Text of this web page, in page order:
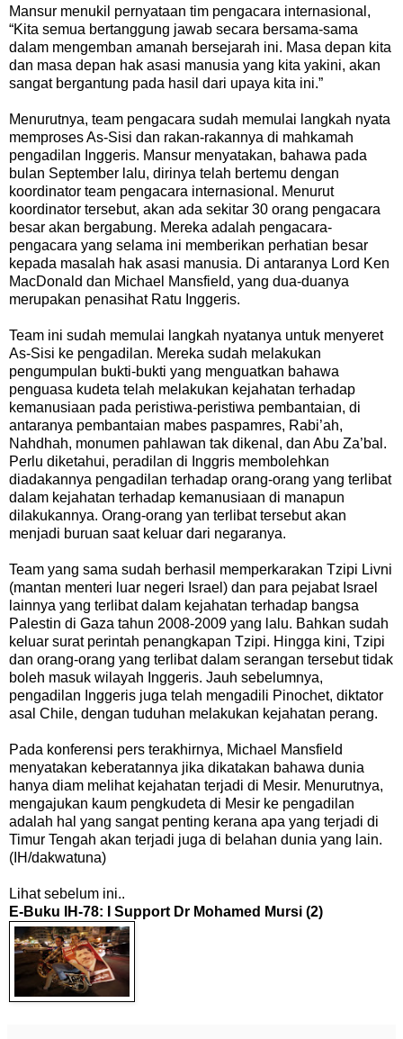
Mansur menukil pernyataan tim pengacara internasional,
“Kita semua bertanggung jawab secara bersama-sama
dalam mengemban amanah bersejarah ini. Masa depan kita
dan masa depan hak asasi manusia yang kita yakini, akan
sangat bergantung pada hasil dari upaya kita ini.”
Menurutnya, team pengacara sudah memulai langkah nyata
memproses As-Sisi dan rakan-rakannya di mahkamah
pengadilan Inggeris. Mansur menyatakan, bahawa pada
bulan September lalu, dirinya telah bertemu dengan
koordinator team pengacara internasional. Menurut
koordinator tersebut, akan ada sekitar 30 orang pengacara
besar akan bergabung. Mereka adalah pengacara-
pengacara yang selama ini memberikan perhatian besar
kepada masalah hak asasi manusia. Di antaranya Lord Ken
MacDonald dan Michael Mansfield, yang dua-duanya
merupakan penasihat Ratu Inggeris.
Team ini sudah memulai langkah nyatanya untuk menyeret
As-Sisi ke pengadilan. Mereka sudah melakukan
pengumpulan bukti-bukti yang menguatkan bahawa
penguasa kudeta telah melakukan kejahatan terhadap
kemanusiaan pada peristiwa-peristiwa pembantaian, di
antaranya pembantaian mabes paspamres, Rabi’ah,
Nahdhah, monumen pahlawan tak dikenal, dan Abu Za’bal.
Perlu diketahui, peradilan di Inggris membolehkan
diadakannya pengadilan terhadap orang-orang yang terlibat
dalam kejahatan terhadap kemanusiaan di manapun
dilakukannya. Orang-orang yan terlibat tersebut akan
menjadi buruan saat keluar dari negaranya.
Team yang sama sudah berhasil memperkarakan Tzipi Livni
(mantan menteri luar negeri Israel) dan para pejabat Israel
lainnya yang terlibat dalam kejahatan terhadap bangsa
Palestin di Gaza tahun 2008-2009 yang lalu. Bahkan sudah
keluar surat perintah penangkapan Tzipi. Hingga kini, Tzipi
dan orang-orang yang terlibat dalam serangan tersebut tidak
boleh masuk wilayah Inggeris. Jauh sebelumnya,
pengadilan Inggeris juga telah mengadili Pinochet, diktator
asal Chile, dengan tuduhan melakukan kejahatan perang.
Pada konferensi pers terakhirnya, Michael Mansfield
menyatakan keberatannya jika dikatakan bahawa dunia
hanya diam melihat kejahatan terjadi di Mesir. Menurutnya,
mengajukan kaum pengkudeta di Mesir ke pengadilan
adalah hal yang sangat penting kerana apa yang terjadi di
Timur Tengah akan terjadi juga di belahan dunia yang lain.
(IH/dakwatuna)
Lihat sebelum ini..
E-Buku IH-78: I Support Dr Mohamed Mursi (2)